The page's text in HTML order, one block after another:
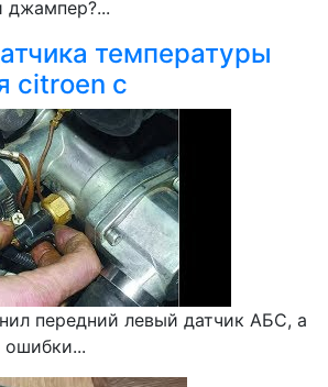
джампер?...
температуры
citroen c
передний левый датчик АБС, а
ошибки...